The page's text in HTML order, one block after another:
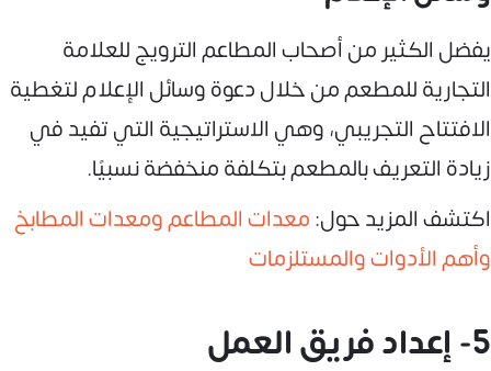
يفضل الكثير من أصحاب المطاعم الترويج للعلامة
التجارية للمطعم من خلال دعوة وسائل الإعلام لتغطية
الافتتاح التجريبي، وهي الاستراتيجية التي تفيد في
زيادة التعريف بالمطعم بتكلفة منخفضة نسبيًا.
اكتشف المزيد حول:معدات المطاعم ومعدات المطابخ
وأهم الأدوات والمستلزمات
5- إعداد فريق العمل